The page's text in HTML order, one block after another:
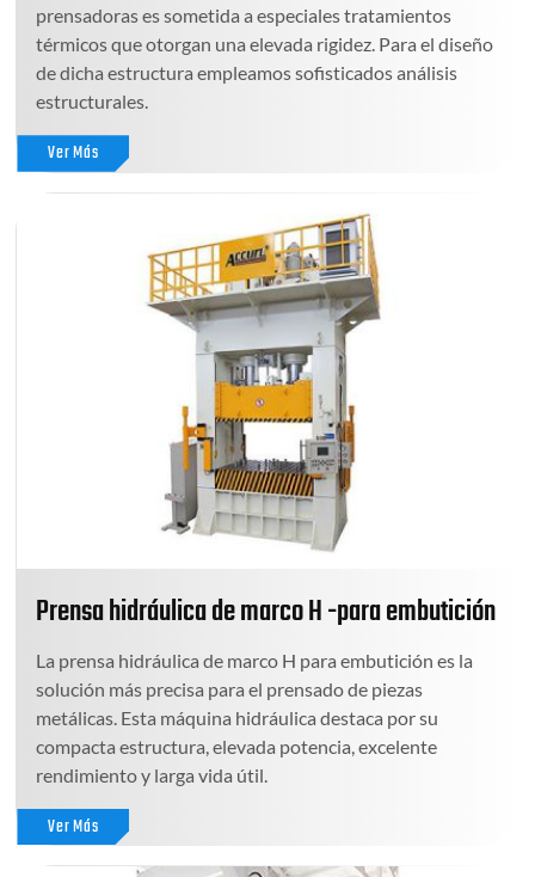
prensadoras es sometida a especiales tratamientos
térmicos que otorgan una elevada rigidez. Para el diseño
de dicha estructura empleamos sofisticados análisis
estructurales.
Ver Más
Prensa hidráulica de marco H -para embutición
La prensa hidráulica de marco H para embutición es la
solución más precisa para el prensado de piezas
metálicas. Esta máquina hidráulica destaca por su
compacta estructura, elevada potencia, excelente
rendimiento y larga vida útil.
Ver Más